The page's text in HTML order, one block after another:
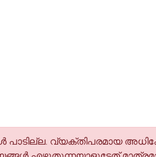
വ്യക്തിപരമായ